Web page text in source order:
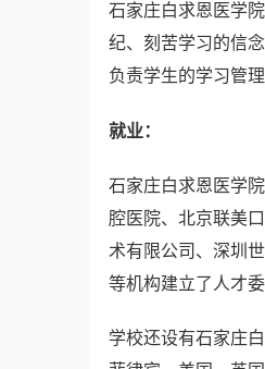
石家庄白求恩医学
纪、刻苦学习的信
负责学生的学习管
就业：
石家庄白求恩医学
腔医院、北京联美
术有限公司、深圳
等机构建立了人才
学校还设有石家庄